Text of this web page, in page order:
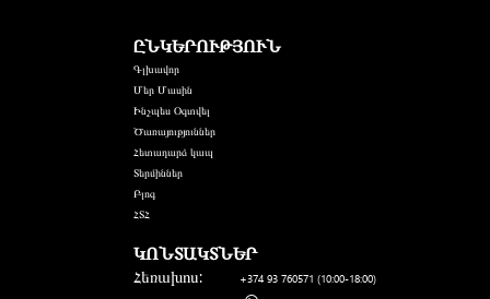
ԸՆԿԵՐՈՒԹՅՈՒՆ
Գլխավոր
Մեր Մասին
Ինչպես Օգտվել
Ծառայություններ
Հետադարձ կապ
Տերմիններ
Բլոգ
ՀՏՀ
ԿՈՆՏԱԿՏՆԵՐ
Հեռախոս: +374 93 760571 (10:00-18:00)